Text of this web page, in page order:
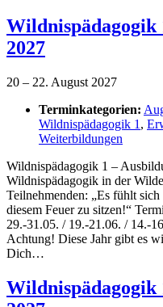
Wildnispädagogik
2027
20 – 22. August 2027
Terminkategorien:
Wildnispädagogik 1 ,
Weiterbildungen
Wildnispädagogik 1 –
Wildnispädagogik in der
Teilnehmenden: „Es fühlt
diesem Feuer zu sitzen!“
29.-31.05. / 19.-21.06. / 14.-
Achtung! Diese Jahr gibt es
Dich…
Wildnispädagogik